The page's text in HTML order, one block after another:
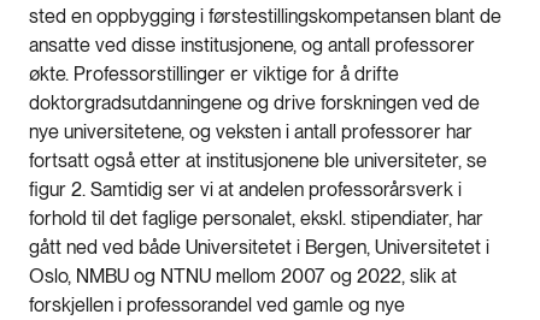
sted en oppbygging i førstestillingskompetansen blant de
ansatte ved disse institusjonene, og antall professorer
økte. Professorstillinger er viktige for å drifte
doktorgradsutdanningene og drive forskningen ved de
nye universitetene, og veksten i antall professorer har
fortsatt også etter at institusjonene ble universiteter, se
figur 2. Samtidig ser vi at andelen professorårsverk i
forhold til det faglige personalet, ekskl. stipendiater, har
gått ned ved både Universitetet i Bergen, Universitetet i
Oslo, NMBU og NTNU mellom 2007 og 2022, slik at
forskjellen i professorandel ved gamle og nye